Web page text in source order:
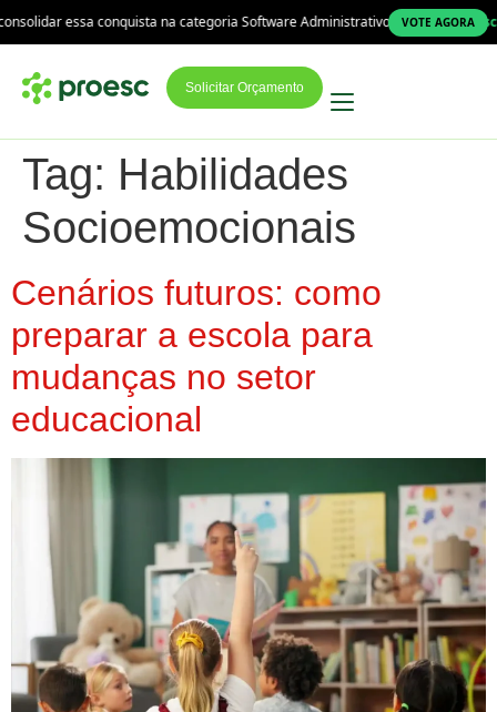
essa conquista na categoria Software Administrativo! A Proesc
VOTE AGORA
Solicitar Orçamento
Tag: Habilidades
Socioemocionais
Cenários futuros: como
preparar a escola para
mudanças no setor
educacional